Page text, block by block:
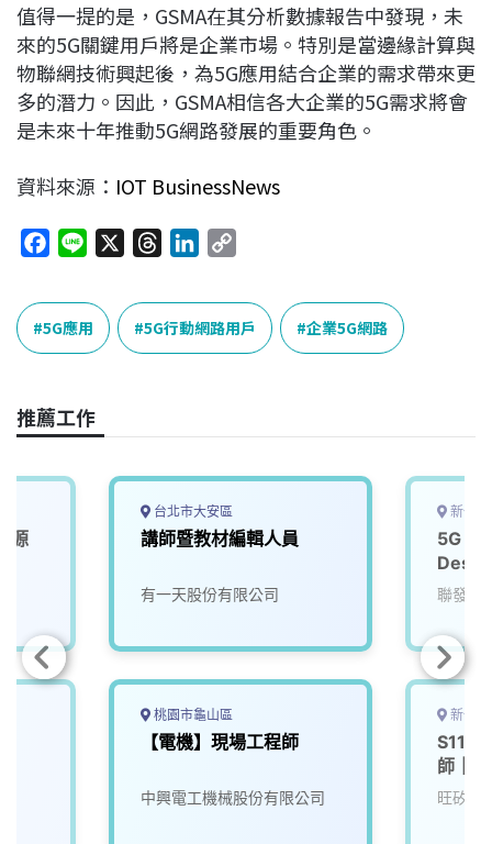
值得一提的是，GSMA在其分析數據報告中發現，未
來的5G關鍵用戶將是企業市場。特別是當邊緣計算與
物聯網技術興起後，為5G應用結合企業的需求帶來更
多的潛力。因此，GSMA相信各大企業的5G需求將會
是未來十年推動5G網路發展的重要角色。
資料來源： IOT BusinessNews
c
e
b
o
k
n
e
r
e
a
n
k
e
n
p
y
L
k
5G應用 5G行動網路用戶 企業5G網路
推薦工作
源
台北市大安區
講師暨教材編輯人員
有一天股份有限公司
桃園市龜山區
【電機】現場工程師
中興電工機械股份有限公司
新竹
5G
聯發科
新竹
師｜
晶圓
旺矽科